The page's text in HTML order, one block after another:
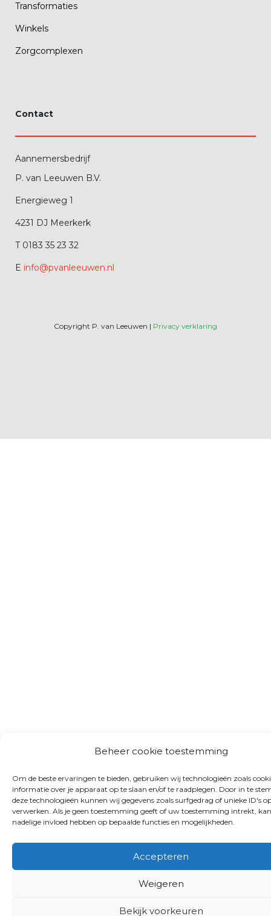
Beheer cookie toestemming
Om de beste ervaringen te bieden, gebruiken wij technologieën zoals
informatie over je apparaat op te slaan en/of te raadplegen. Door in te
deze technologieën kunnen wij gegevens zoals surfgedrag of unieke ID's
verwerken. Als je geen toestemming geeft of uw toestemming intrekt,
nadelige invloed hebben op bepaalde functies en mogelijkheden.
Accepteren
Weigeren
Bekijk voorkeuren
Transformaties
Winkels
Zorgcomplexen
Contact
Aannemersbedrijf
P. van Leeuwen B.V.
Energieweg 1
4231 DJ Meerkerk
T 0183 35 23 32
E info@pvanleeuwen.nl
Copyright P. van Leeuwen | Privacy verklaring